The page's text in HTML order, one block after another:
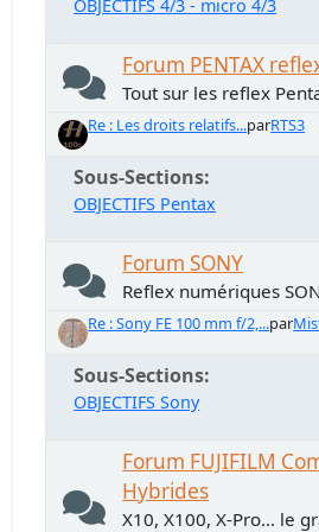
OBJECTIFS 4/3 - micro 4/3
Forum PENTAX
Tout sur les reflex
Re : Les droits relatifs...parRTS3
Sous-Sections
OBJECTIFS Pentax
Forum SONY
Reflex numériques
Re : Sony FE 100 mm f/2,...par
Sous-Sections
OBJECTIFS Sony
Forum FUJIFILM
Hybrides
X10, X100, X-Pro... le